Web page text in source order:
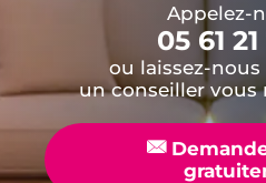
Appelez-
05 61
ou laissez-nous
un conseiller vous
📧